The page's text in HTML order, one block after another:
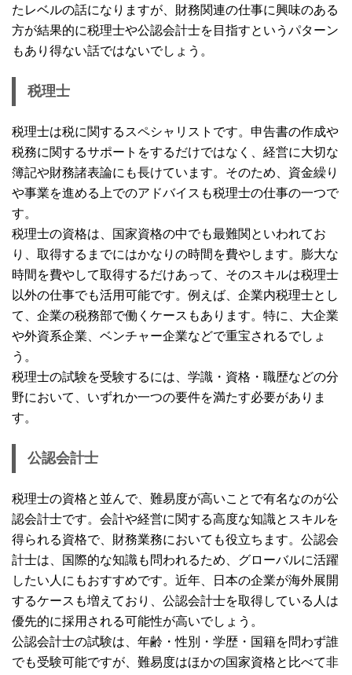
たレベルの話になりますが、財務関連の仕事に興味のある
方が結果的に税理士や公認会計士を目指すというパターン
もあり得ない話ではないでしょう。
税理士
税理士は税に関するスペシャリストです。申告書の作成や
税務に関するサポートをするだけではなく、経営に大切な
簿記や財務諸表論にも長けています。そのため、資金繰り
や事業を進める上でのアドバイスも税理士の仕事の一つで
す。
税理士の資格は、国家資格の中でも最難関といわれてお
り、取得するまでにはかなりの時間を費やします。膨大な
時間を費やして取得するだけあって、そのスキルは税理士
以外の仕事でも活用可能です。例えば、企業内税理士とし
て、企業の税務部で働くケースもあります。特に、大企業
や外資系企業、ベンチャー企業などで重宝されるでしょ
う。
税理士の試験を受験するには、学識・資格・職歴などの分
野において、いずれか一つの要件を満たす必要がありま
す。
公認会計士
税理士の資格と並んで、難易度が高いことで有名なのが公
認会計士です。会計や経営に関する高度な知識とスキルを
得られる資格で、財務業務においても役立ちます。公認会
計士は、国際的な知識も問われるため、グローバルに活躍
したい人にもおすすめです。近年、日本の企業が海外展開
するケースも増えており、公認会計士を取得している人は
優先的に採用される可能性が高いでしょう。
公認会計士の試験は、年齢・性別・学歴・国籍を問わず誰
でも受験可能ですが、難易度はほかの国家資格と比べて非